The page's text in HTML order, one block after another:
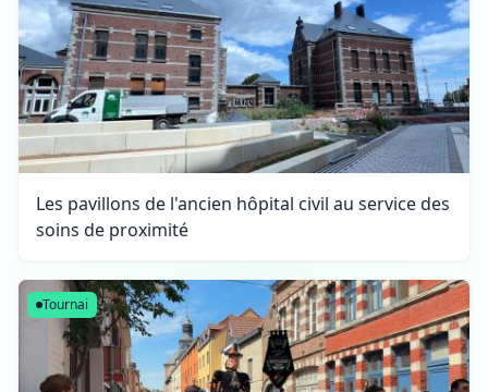
Les pavillons de l'ancien hôpital civil au service des
soins de proximité
Tournai